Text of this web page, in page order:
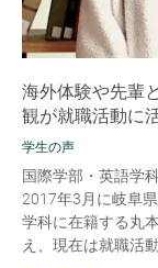
海外体験や先輩
観が就職活動に
学生の声
国際学部・英語学
2017年3月に岐阜
学科に在籍する丸
え、現在は就職活動